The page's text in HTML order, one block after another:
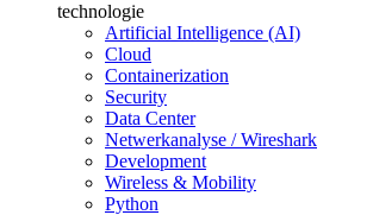
technologie
Artificial Intelligence (AI)
Cloud
Containerization
Security
Data Center
Netwerkanalyse / Wireshark
Development
Wireless & Mobility
Python